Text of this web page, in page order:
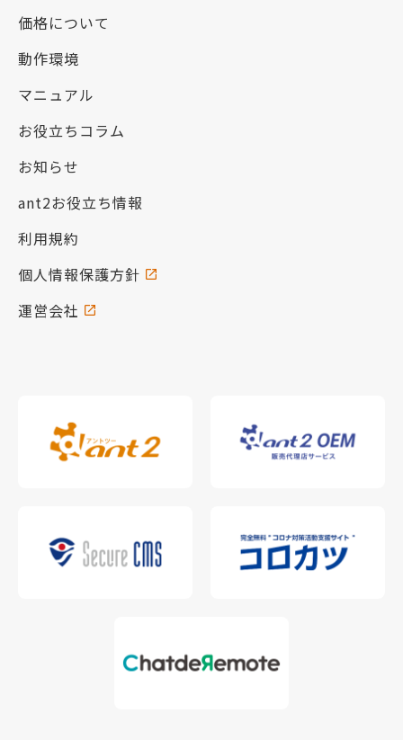
価格について
動作環境
マニュアル
お役立ちコラム
お知らせ
ant2お役立ち情報
利用規約
個人情報保護方針
運営会社